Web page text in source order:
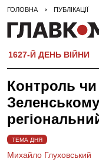
ГОЛОВНА ПУБЛІКАЦІЇ
1627-Й ДЕНЬ ВІЙНИ
Контроль
ТЕМА ДНЯ
Михайло Глуховський